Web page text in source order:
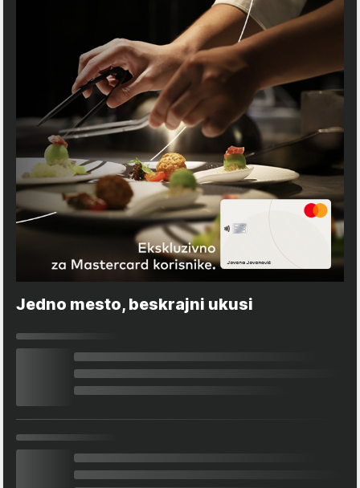
Jedno mesto, beskrajni ukusi